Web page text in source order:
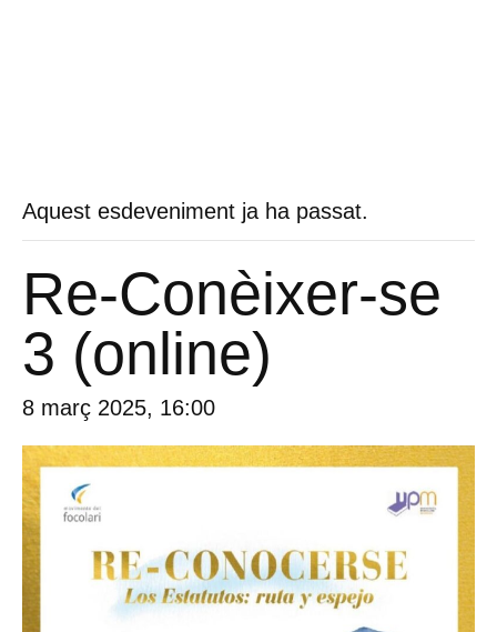
Aquest esdeveniment ja ha passat.
Re-Conèixer-se
3 (online)
8 març 2025, 16:00